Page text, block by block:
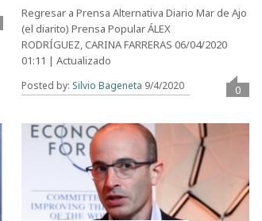
Regresar a Prensa Alternativa Diario Mar de Ajo
(el diarito) Prensa Popular ÁLEX
RODRÍGUEZ, CARINA FARRERAS 06/04/2020
01:11 | Actualizado
Posted by: Silvio Bageneta 9/4/2020 0